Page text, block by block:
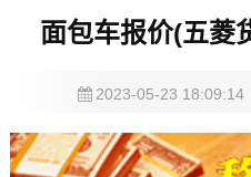
面包车报价(五菱
2023-05-23 18:09:14